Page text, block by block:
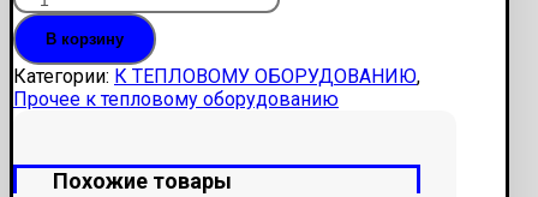
В корзину
Категории: К ТЕПЛОВОМУ ОБОРУДОВАНИЮ,
Прочее к тепловому оборудованию
Похожие товары